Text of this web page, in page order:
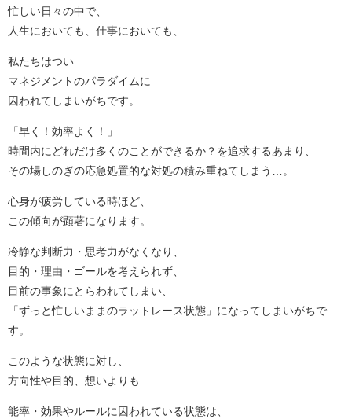
忙しい日々の中で、
人生においても、仕事においても、
私たちはつい
マネジメントのパラダイムに
囚われてしまいがちです。
「早く！効率よく！」
時間内にどれだけ多くのことができるか？を追求するあまり、
その場しのぎの応急処置的な対処の積み重ねてしまう…。
心身が疲労している時ほど、
この傾向が顕著になります。
冷静な判断力・思考力がなくなり、
目的・理由・ゴールを考えられず、
目前の事象にとらわれてしまい、
「ずっと忙しいままのラットレース状態」になってしまいがちで
す。
このような状態に対し、
方向性や目的、想いよりも
能率・効果やルールに囚われている状態は、